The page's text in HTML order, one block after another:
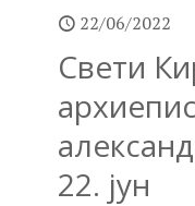
22/06/2022
Свети
22. јун